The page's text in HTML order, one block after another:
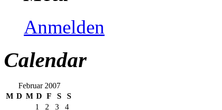
Anmelden
Calendar
Februar 2007
M D M D F S
S
1
2 3
4